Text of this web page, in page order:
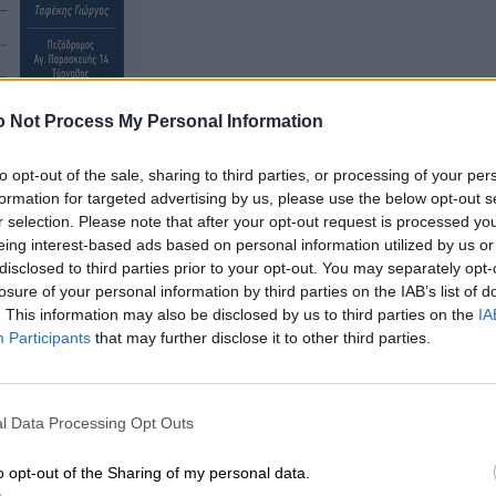
Not Process My Personal Information
opt-out of the sale, sharing to third parties, or processing of your
for targeted advertising by us, please use the below opt-out
selection. Please note that after your opt-out request is processed
interest-based ads based on personal information utilized by us
to third parties prior to your opt-out. You may separately
of your personal information by third parties on the IAB’s list of
This information may also be disclosed by us to third parties on the
Participants that may further disclose it to other third parties.
Data Processing Opt Outs
opt-out of the Sharing of my personal data.
χιλιάδες κατοίκους, προκαλεί
κινδύνους για την ασφάλεια του λαού της
ακόμη περισσότερο την καθημερινότητα,